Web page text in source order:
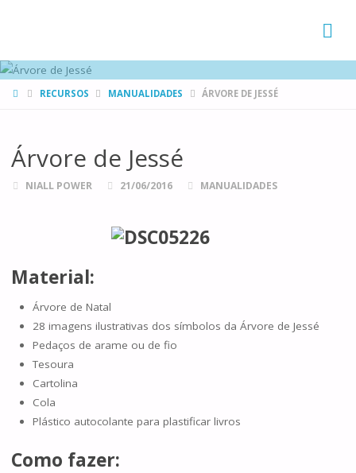
HOMERECURSOS MANUALIDADES ÁRVORE DE JESSÉ
Árvore de Jessé
NIALL POWER 21/06/2016 MANUALIDADES
Material:
Árvore de Natal
28 imagens ilustrativas dos símbolos da Árvore de Jessé
Pedaços de arame ou de fio
Tesoura
Cartolina
Cola
Plástico autocolante para plastificar livros
Como fazer: